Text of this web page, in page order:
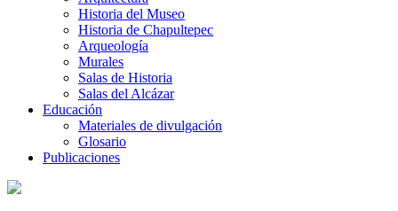
Historia del Museo
Historia de Chapultepec
Arqueología
Murales
Salas de Historia
Salas del Alcázar
Educación
Materiales de divulgación
Glosario
Publicaciones